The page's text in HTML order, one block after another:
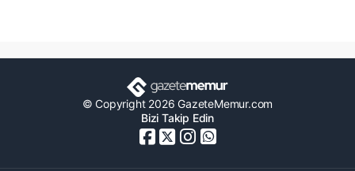
© Copyright 2026 GazeteMemur.com
Bizi Takip Edin